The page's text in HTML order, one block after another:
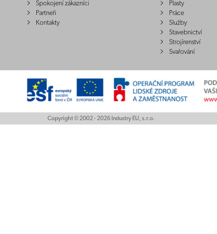
Spokojení zákazníci
Partneři
Kontakty
Plasty
Práce
Služby
Stavebnictví
Strojírenství
Svařování
Copyright © 2002 - 2026 Industry EU, s.r.o.